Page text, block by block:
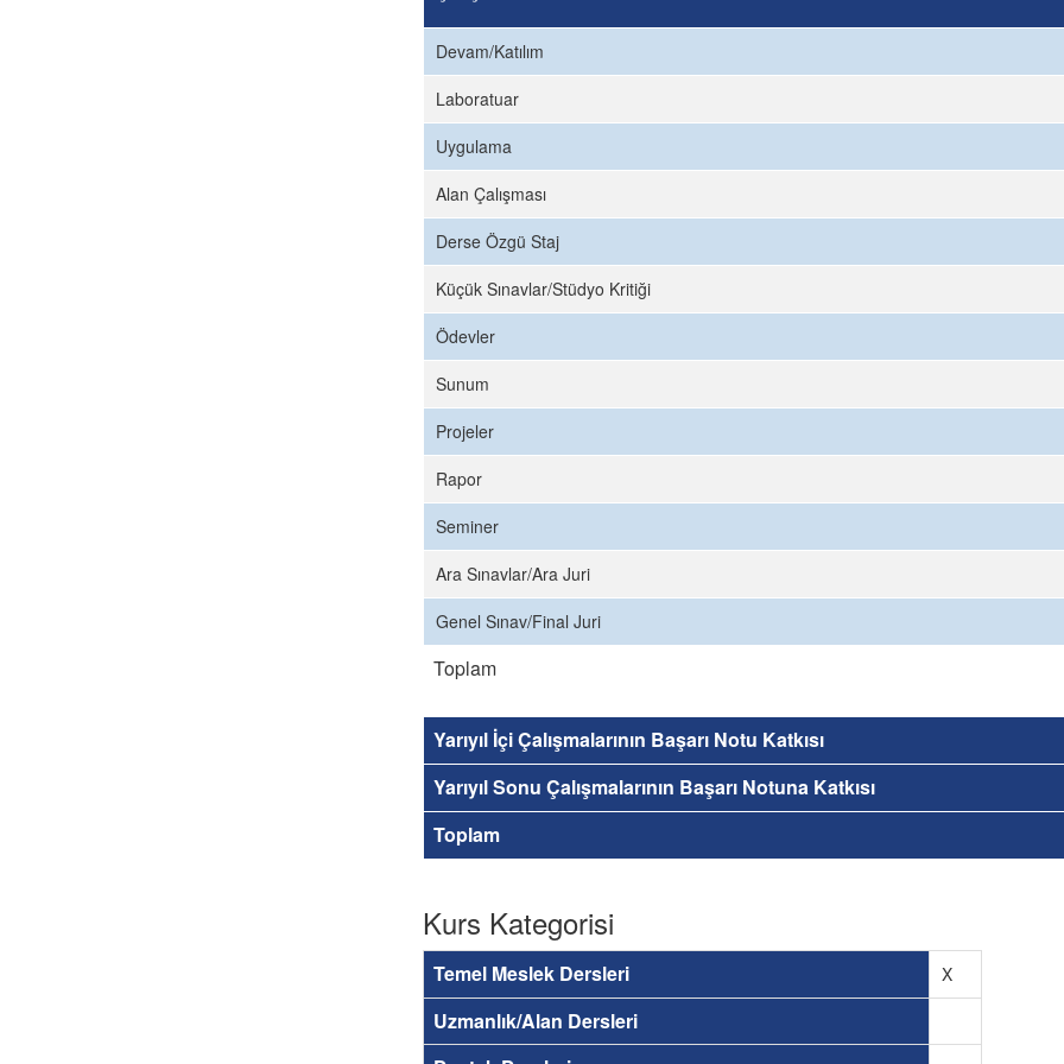
Devam/Katılım
Laboratuar
Uygulama
Alan Çalışması
Derse Özgü Staj
Küçük Sınavlar/Stüdyo Kritiği
Ödevler
Sunum
Projeler
Rapor
Seminer
Ara Sınavlar/Ara Juri
Genel Sınav/Final Juri
Toplam
Yarıyıl İçi Çalışmalarının Başarı Notu Katkısı
Yarıyıl Sonu Çalışmalarının Başarı Notuna Katkısı
Toplam
Kurs Kategorisi
Temel Meslek Dersleri X
Uzmanlık/Alan Dersleri